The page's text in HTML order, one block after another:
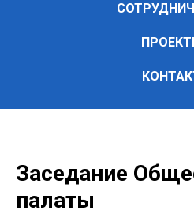
Заседание
палаты